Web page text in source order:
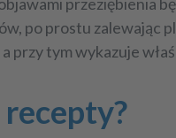
po prostu zalewając
przy tym wykazuje